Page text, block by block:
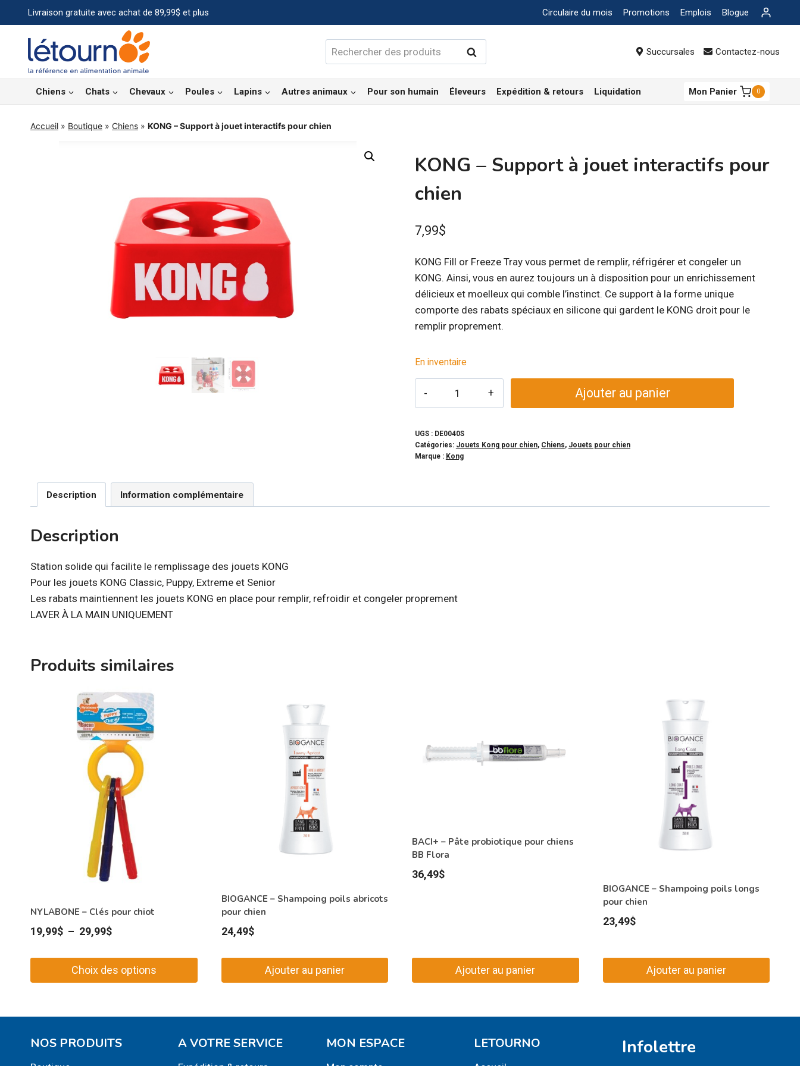
au
contenu
Livraison gratuite avec achat de 89,99$ et plus Circulaire du mois Promotions Emplois Blogue
Rechercher : Rechercher Succursales Contactez-nous
Chiens Chats Chevaux Poules Lapins Autres animaux Pour son humain Éleveurs Expédition & retours Liquidation Mon Panier 0
Accueil » Boutique » Chiens » KONG – Support à jouet interactifs pour chien
KONG – Support à jouet interactifs pour
chien
7,99$
KONG Fill or Freeze Tray vous permet de remplir, réfrigérer et congeler un
KONG. Ainsi, vous en aurez toujours un à disposition pour un enrichissement
délicieux et moelleux qui comble l’instinct. Ce support à la forme unique
comporte des rabats spéciaux en silicone qui gardent le KONG droit pour le
remplir proprement.
En inventaire
-
Support
Ajouter au panier
UGS : DE0040S
Catégories: Jouets Kong pour chien, Chiens, Jouets pour chien
Marque : Kong
Description Information complémentaire
Description
Station solide qui facilite le remplissage des jouets KONG
Pour les jouets KONG Classic, Puppy, Extreme et Senior
Les rabats maintiennent les jouets KONG en place pour remplir, refroidir et congeler proprement
LAVER À LA MAIN UNIQUEMENT
Produits similaires
NYLABONE – Clés pour chiot
19,99$ – 29,99$Plage
prix :
19,99$
29,99$
Choix des options
plusieurs
BIOGANCE – Shampoing poils abricots
pour chien
24,49$
Ajouter au panier
BACI+ – Pâte probiotique pour chiens
BB Flora
36,49$
Ajouter au panier
BIOGANCE – Shampoing poils longs
pour chien
23,49$
Ajouter au panier
NOS PRODUITS A VOTRE SERVICE MON ESPACE LETOURNO Infolettre